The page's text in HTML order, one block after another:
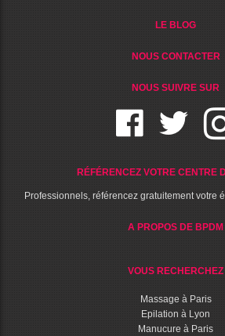
LE BLOG
NOUS CONTACTER
NOUS SUIVRE SUR
RÉFÉRENCEZ VOTRE CENTRE
Professionnels, référencez gratuitement votre
A PROPOS DE BPDM
VOUS RECHERCHEZ
Massage à Paris
Epilation à Lyon
Manucure à Paris